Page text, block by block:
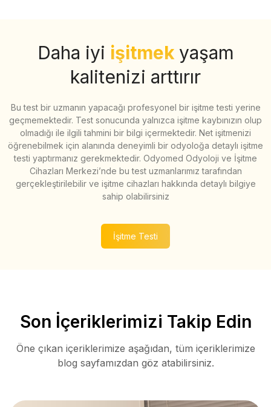
Daha iyi işitmek yaşam
kalitenizi arttırır
Bu test bir uzmanın yapacağı profesyonel bir işitme testi yerine
geçmemektedir. Test sonucunda yalnızca işitme kaybınızın olup
olmadığı ile ilgili tahmini bir bilgi içermektedir. Net işitmenizi
öğrenebilmek için alanında deneyimli bir odyoloğa detaylı işitme
testi yaptırmanız gerekmektedir. Odyomed Odyoloji ve İşitme
Cihazları Merkezi’nde bu test uzmanlarımız tarafından
gerçekleştirilebilir ve işitme cihazları hakkında detaylı bilgiye
sahip olabilirsiniz
İşitme Testi
Son İçeriklerimizi Takip Edin
Öne çıkan içeriklerimize aşağıdan, tüm içeriklerimize
blog sayfamızdan göz atabilirsiniz.